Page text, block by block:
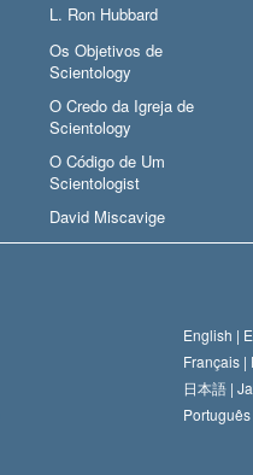
L. Ron Hubbard
Os Objetivos de
Scientology
O Credo da Igreja de
Scientology
O Código de Um
Scientologist
David Miscavige
English |
Français |
日本語 |
Português